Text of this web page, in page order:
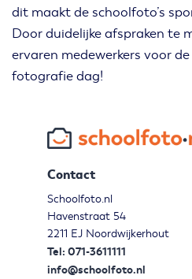
dit maakt de schoolfoto’s
Door duidelijke afspraken te
ervaren medewerkers voor
fotografie dag!
Contact
Schoolfoto.nl
Havenstraat 54
2211 EJ Noordwijkerhout
Tel: 071-3611111
info@schoolfoto.nl